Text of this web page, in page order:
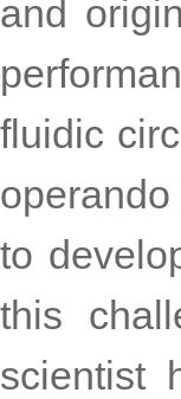
and
fluidic
to
this
scientist